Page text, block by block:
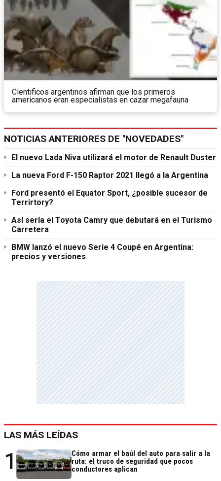
Cientificos argentinos afirman que los primeros
americanos eran especialistas en cazar megafauna
NOTICIAS ANTERIORES DE "NOVEDADES"
El nuevo Lada Niva utilizará el motor de Renault Duster
La nueva Ford F-150 Raptor 2021 llegó a la Argentina
Ford presentó el Equator Sport, ¿posible sucesor de
Terrirtory?
Así sería el Toyota Camry que debutará en el Turismo
Carretera
BMW lanzó el nuevo Serie 4 Coupé en Argentina:
precios y versiones
LAS MÁS LEÍDAS
1
Cómo armar el baúl del auto para salir a la
ruta: el truco de seguridad que pocos
conductores aplican